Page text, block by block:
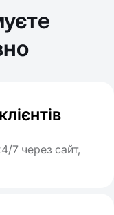
7 через сайт,